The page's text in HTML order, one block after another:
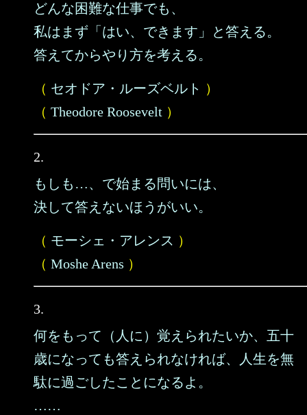
どんな困難な仕事でも、
私はまず「はい、できます」と答える。
答えてからやり方を考える。
（ セオドア・ルーズベルト ）
（ Theodore Roosevelt ）
2.
もしも…、で始まる問いには、
決して答えないほうがいい。
（ モーシェ・アレンス ）
（ Moshe Arens ）
3.
何をもって（人に）覚えられたいか、五十
歳になっても答えられなければ、人生を無
駄に過ごしたことになるよ。
……